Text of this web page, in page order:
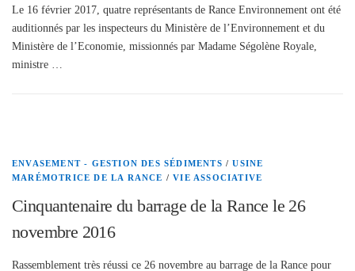
Le 16 février 2017, quatre représentants de Rance Environnement ont été
auditionnés par les inspecteurs du Ministère de l’Environnement et du
Ministère de l’Economie, missionnés par Madame Ségolène Royale,
ministre …
ENVASEMENT - GESTION DES SÉDIMENTS /USINE
MARÉMOTRICE DE LA RANCE /VIE ASSOCIATIVE
Cinquantenaire du barrage de la Rance le 26
novembre 2016
Rassemblement très réussi ce 26 novembre au barrage de la Rance pour